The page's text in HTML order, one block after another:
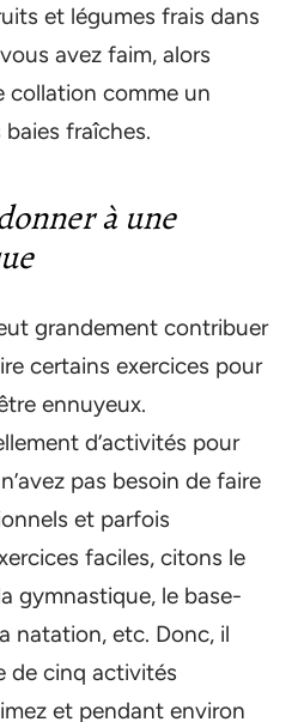
et légumes frais dans
avez faim, alors
collation comme un
fraîches.
à une
grandement contribuer
certains exercices pour
ennuyeux.
d’activités pour
pas besoin de faire
et parfois
faciles, citons le
gymnastique, le base-
natation, etc. Donc, il
de cinq activités
et pendant environ